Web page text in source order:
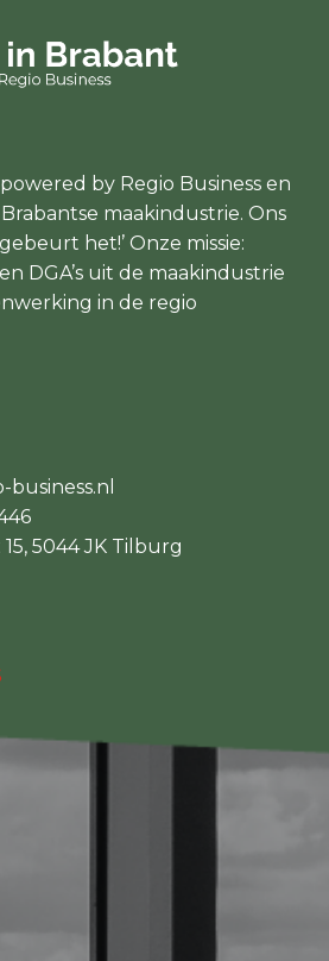
by Regio Business en
maakindustrie. Ons
het!’ Onze missie:
DGA’s uit de maakindustrie
in de regio
5044 JK Tilburg